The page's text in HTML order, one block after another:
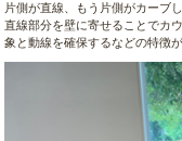
片側が直線、もう片側がカーブ
直線部分を壁に寄せることでカ
象と動線を確保するなどの特徴が